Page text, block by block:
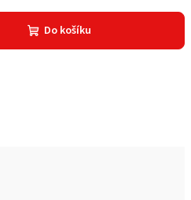
Do košíku